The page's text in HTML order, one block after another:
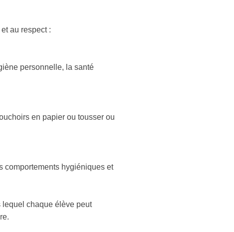
au respect :
personnelle, la santé
en papier ou tousser ou
comportements hygiéniques et
lequel chaque élève peut